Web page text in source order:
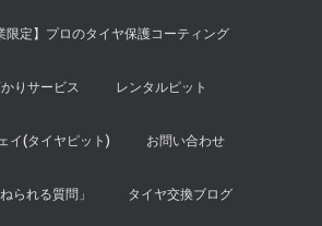
限定】プロのタイヤ保護コーティング
りサービス レンタルピット
イ(タイヤピット) お問い合わせ
られる質問」 タイヤ交換ブログ